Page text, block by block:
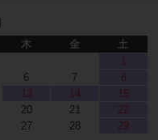
木 金
土
1
6 7
8
13 14
15
20 21
22
27 28
29